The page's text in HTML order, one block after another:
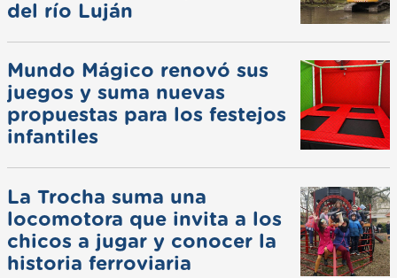
del río Luján
Mundo Mágico renovó sus
juegos y suma nuevas
propuestas para los festejos
infantiles
La Trocha suma una
locomotora que invita a los
chicos a jugar y conocer la
historia ferroviaria